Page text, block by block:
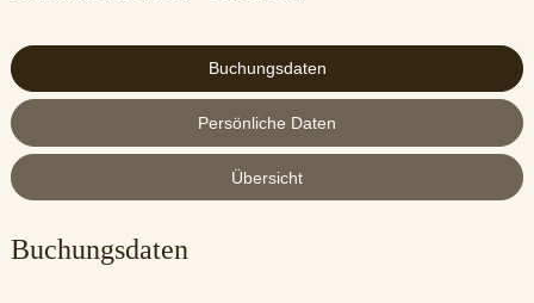
Buchungsdaten
Persönliche Daten
Übersicht
Buchungsdaten